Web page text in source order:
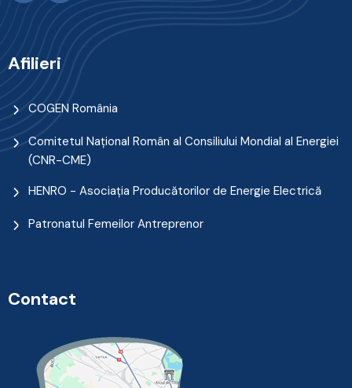
Afilieri
COGEN România
Comitetul Naţional Român al Consiliului Mondial al Energiei
(CNR-CME)
HENRO - Asociația Producătorilor de Energie Electrică
Patronatul Femeilor Antreprenor
Contact